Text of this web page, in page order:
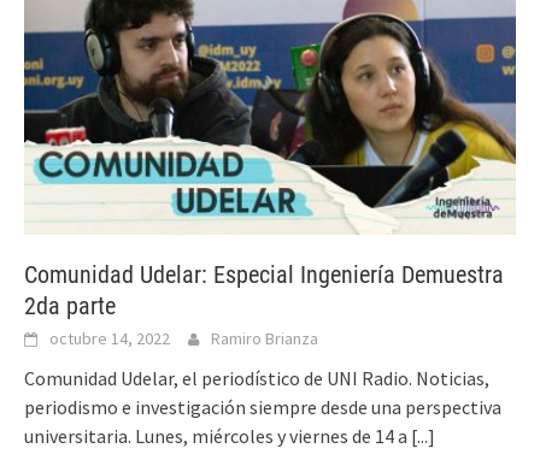
Comunidad Udelar: Especial Ingeniería Demuestra
2da parte
octubre 14, 2022 Ramiro Brianza
Comunidad Udelar, el periodístico de UNI Radio. Noticias,
periodismo e investigación siempre desde una perspectiva
universitaria. Lunes, miércoles y viernes de 14 a [...]